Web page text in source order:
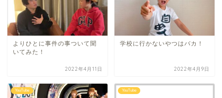
よりひとに事件の事ついて聞
いてみた！
2022年4月11日
学校に行かないやつはバカ！
2022年4月9日
YouTube YouTube